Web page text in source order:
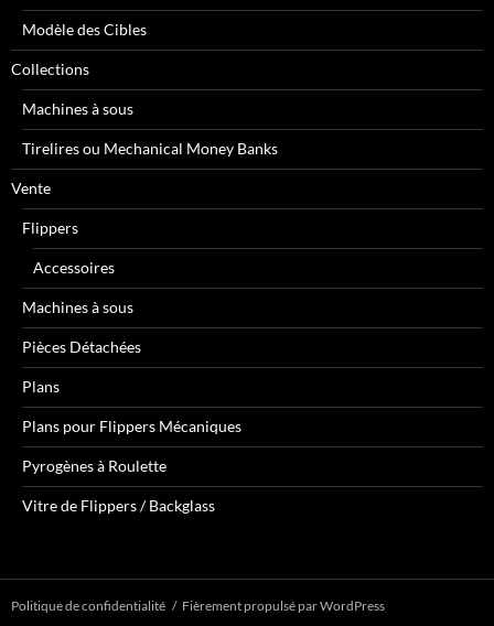
Modèle des Cibles
Collections
Machines à sous
Tirelires ou Mechanical Money Banks
Vente
Flippers
Accessoires
Machines à sous
Pièces Détachées
Plans
Plans pour Flippers Mécaniques
Pyrogènes à Roulette
Vitre de Flippers / Backglass
Politique de confidentialité Fièrement propulsé par WordPress